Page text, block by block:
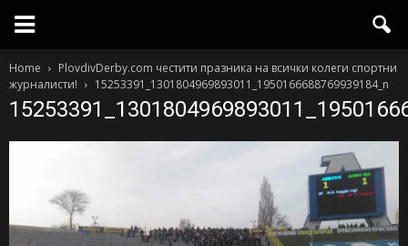
Home
PlovdivDerby.com честити празника на всички колеги спортни
журналисти!
15253391_1301804969893011_1950166688769939184_n